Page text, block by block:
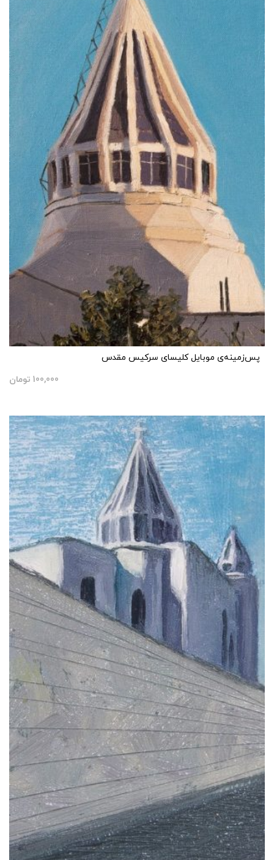
پس‌زمینه‌ی موبایل کلیسای سرکیس مقدس
100,000 تومان